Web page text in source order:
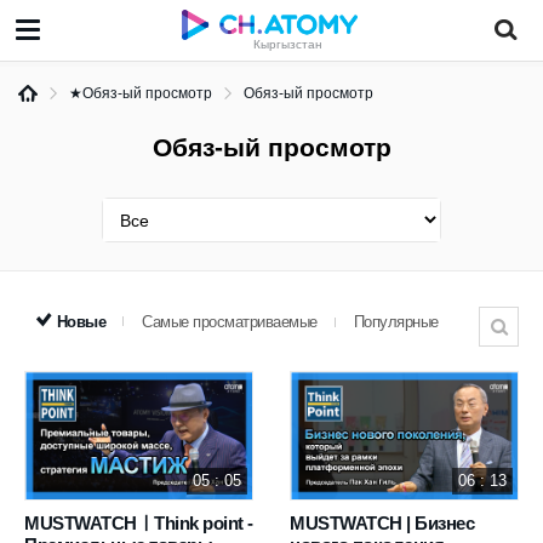
Кыргызстан
★Обяз-ый просмотр Обяз-ый просмотр
Обяз-ый просмотр
Новые Самые просматриваемые Популярные
05 : 05
MUSTWATCHㅣThink point -
06 : 13
MUSTWATCH | Бизнес